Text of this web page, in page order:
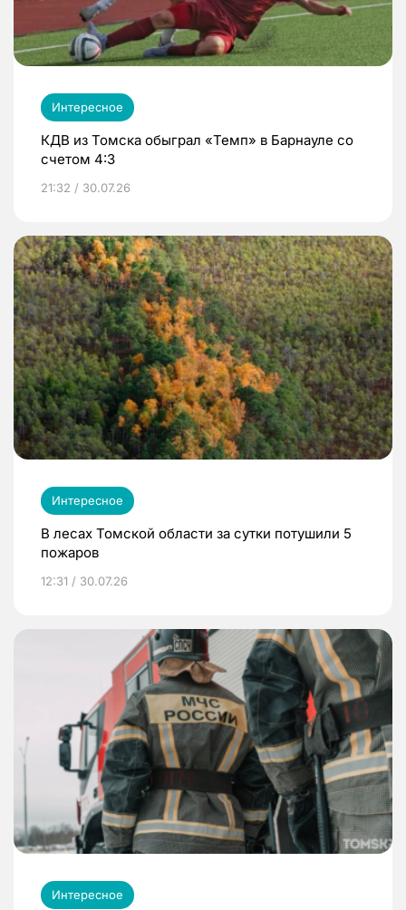
Интересное
КДВ из Томска обыграл «Темп» в Барнауле со
счетом 4:3
21:32 / 30.07.26
Интересное
В лесах Томской области за сутки потушили 5
пожаров
12:31 / 30.07.26
Интересное